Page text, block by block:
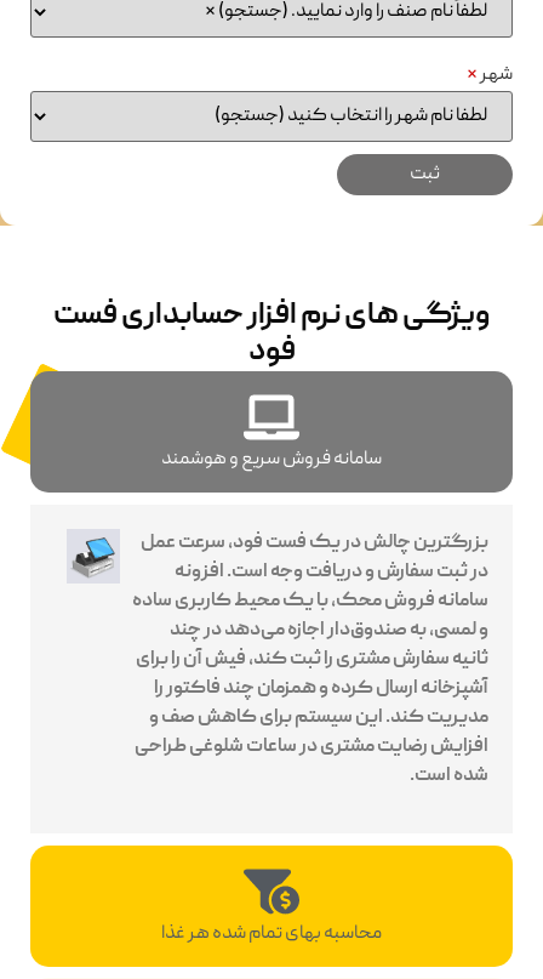
شهر*
ویژگی های نرم افزار حسابداری فست
فود
سامانه فروش سریع و هوشمند
محاسبه بهای تمام شده هر غذا
بزرگترین چالش در یک فست فود، سرعت عمل
در ثبت سفارش و دریافت وجه است. افزونه
سامانه فروش محک، با یک محیط کاربری ساده
و لمسی، به صندوق‌دار اجازه می‌دهد در چند
ثانیه سفارش مشتری را ثبت کند، فیش آن را برای
آشپزخانه ارسال کرده و همزمان چند فاکتور را
مدیریت کند. این سیستم برای کاهش صف و
افزایش رضایت مشتری در ساعات شلوغی طراحی
شده است.